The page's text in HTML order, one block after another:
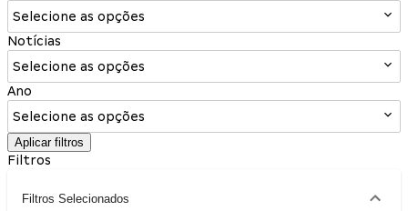
Selecione as opções
Notícias
Selecione as opções
Ano
Selecione as opções
Aplicar filtros
Filtros
Filtros Selecionados